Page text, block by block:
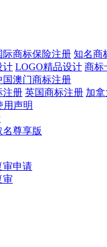
际商标保险注册 知名商
计 LOGO精品设计 商标
国澳门商标注册
注册 英国商标注册 加
用声明
名尊享版
审申请
审